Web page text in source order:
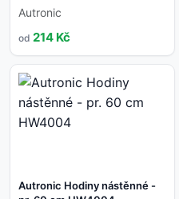
Autronic
od 214 Kč
Autronic Hodiny nástěnné -